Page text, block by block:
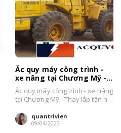
Ắc quy máy công trình -
xe nâng tại Chương Mỹ -
Hà Nội giá bán tốt
Ắc quy máy công trình - xe nâng
tại Chương Mỹ - Thay lắp tận nơi
quantrivien
09/04/2023